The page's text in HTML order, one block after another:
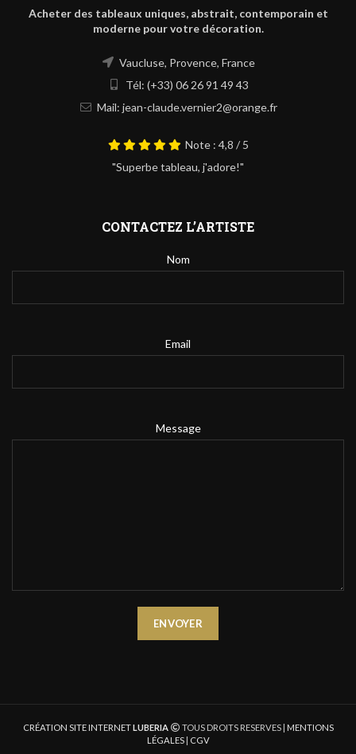
Acheter des tableaux uniques, abstrait, contemporain et
moderne pour votre décoration.
Vaucluse, Provence, France
Tél: (+33) 06 26 91 49 43
Mail: jean-claude.vernier2@orange.fr
Note : 4,8 / 5
"Superbe tableau, j'adore!"
CONTACTEZ L’ARTISTE
Nom
Email
Message
CRÉATION SITE INTERNETLUBERIA TOUS DROITS RESERVES | MENTIONS
LÉGALES| CGV